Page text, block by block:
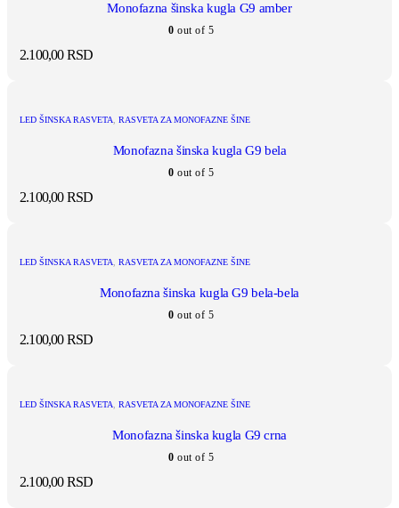
Monofazna šinska kugla G9 amber
0 out of 5
2.100,00RSD
LED ŠINSKA RASVETA, RASVETA ZA MONOFAZNE ŠINE
Monofazna šinska kugla G9 bela
0 out of 5
2.100,00RSD
LED ŠINSKA RASVETA, RASVETA ZA MONOFAZNE ŠINE
Monofazna šinska kugla G9 bela-bela
0 out of 5
2.100,00RSD
LED ŠINSKA RASVETA, RASVETA ZA MONOFAZNE ŠINE
Monofazna šinska kugla G9 crna
0 out of 5
2.100,00RSD